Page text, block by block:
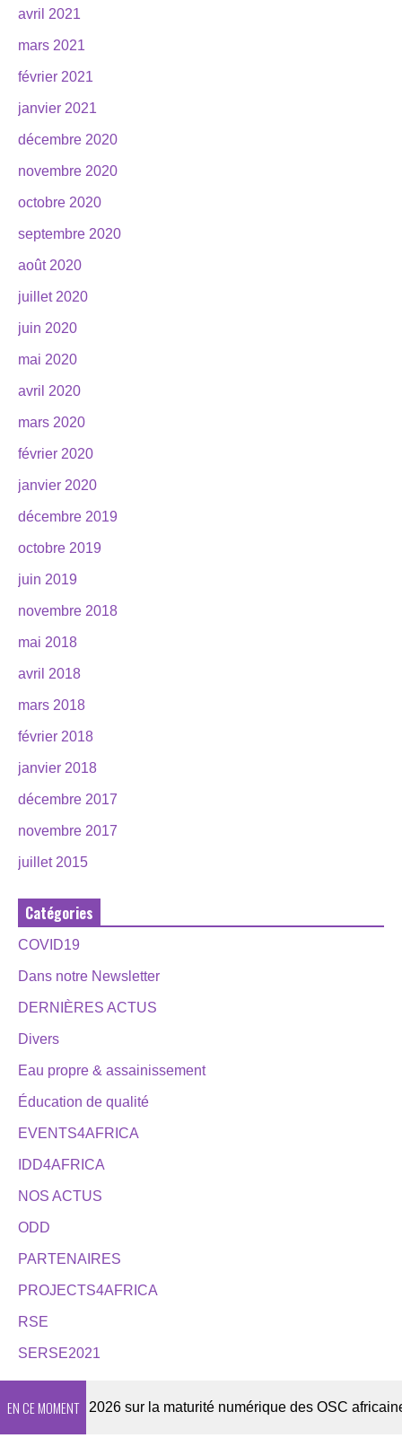
avril 2021
mars 2021
février 2021
janvier 2021
décembre 2020
novembre 2020
octobre 2020
septembre 2020
août 2020
juillet 2020
juin 2020
mai 2020
avril 2020
mars 2020
février 2020
janvier 2020
décembre 2019
octobre 2019
juin 2019
novembre 2018
mai 2018
avril 2018
mars 2018
février 2018
janvier 2018
décembre 2017
novembre 2017
juillet 2015
Catégories
COVID19
Dans notre Newsletter
DERNIÈRES ACTUS
Divers
Eau propre & assainissement
Éducation de qualité
EVENTS4AFRICA
IDD4AFRICA
NOS ACTUS
ODD
PARTENAIRES
PROJECTS4AFRICA
RSE
SERSE2021
EN CE MOMENT2026 sur la maturité numérique des OSC africaines